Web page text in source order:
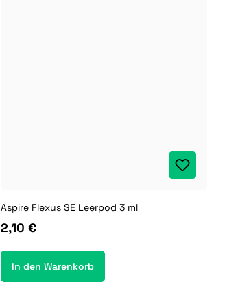
Aspire Flexus SE Leerpod 3 ml
2,10 €
In den Warenkorb